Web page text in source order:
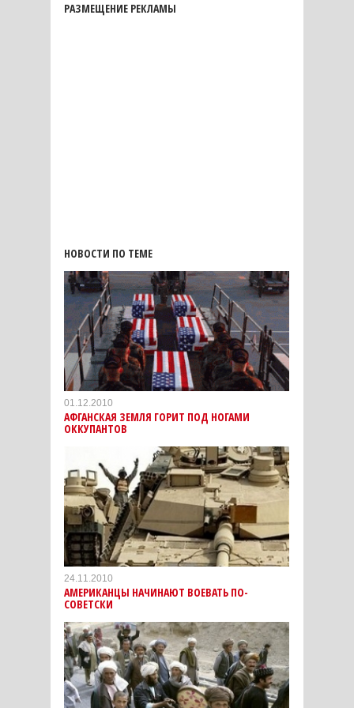
РАЗМЕЩЕНИЕ РЕКЛАМЫ
НОВОСТИ ПО ТЕМЕ
01.12.2010
АФГАНСКАЯ ЗЕМЛЯ ГОРИТ ПОД НОГАМИ
ОККУПАНТОВ
24.11.2010
АМЕРИКАНЦЫ НАЧИНАЮТ ВОЕВАТЬ ПО-
СОВЕТСКИ